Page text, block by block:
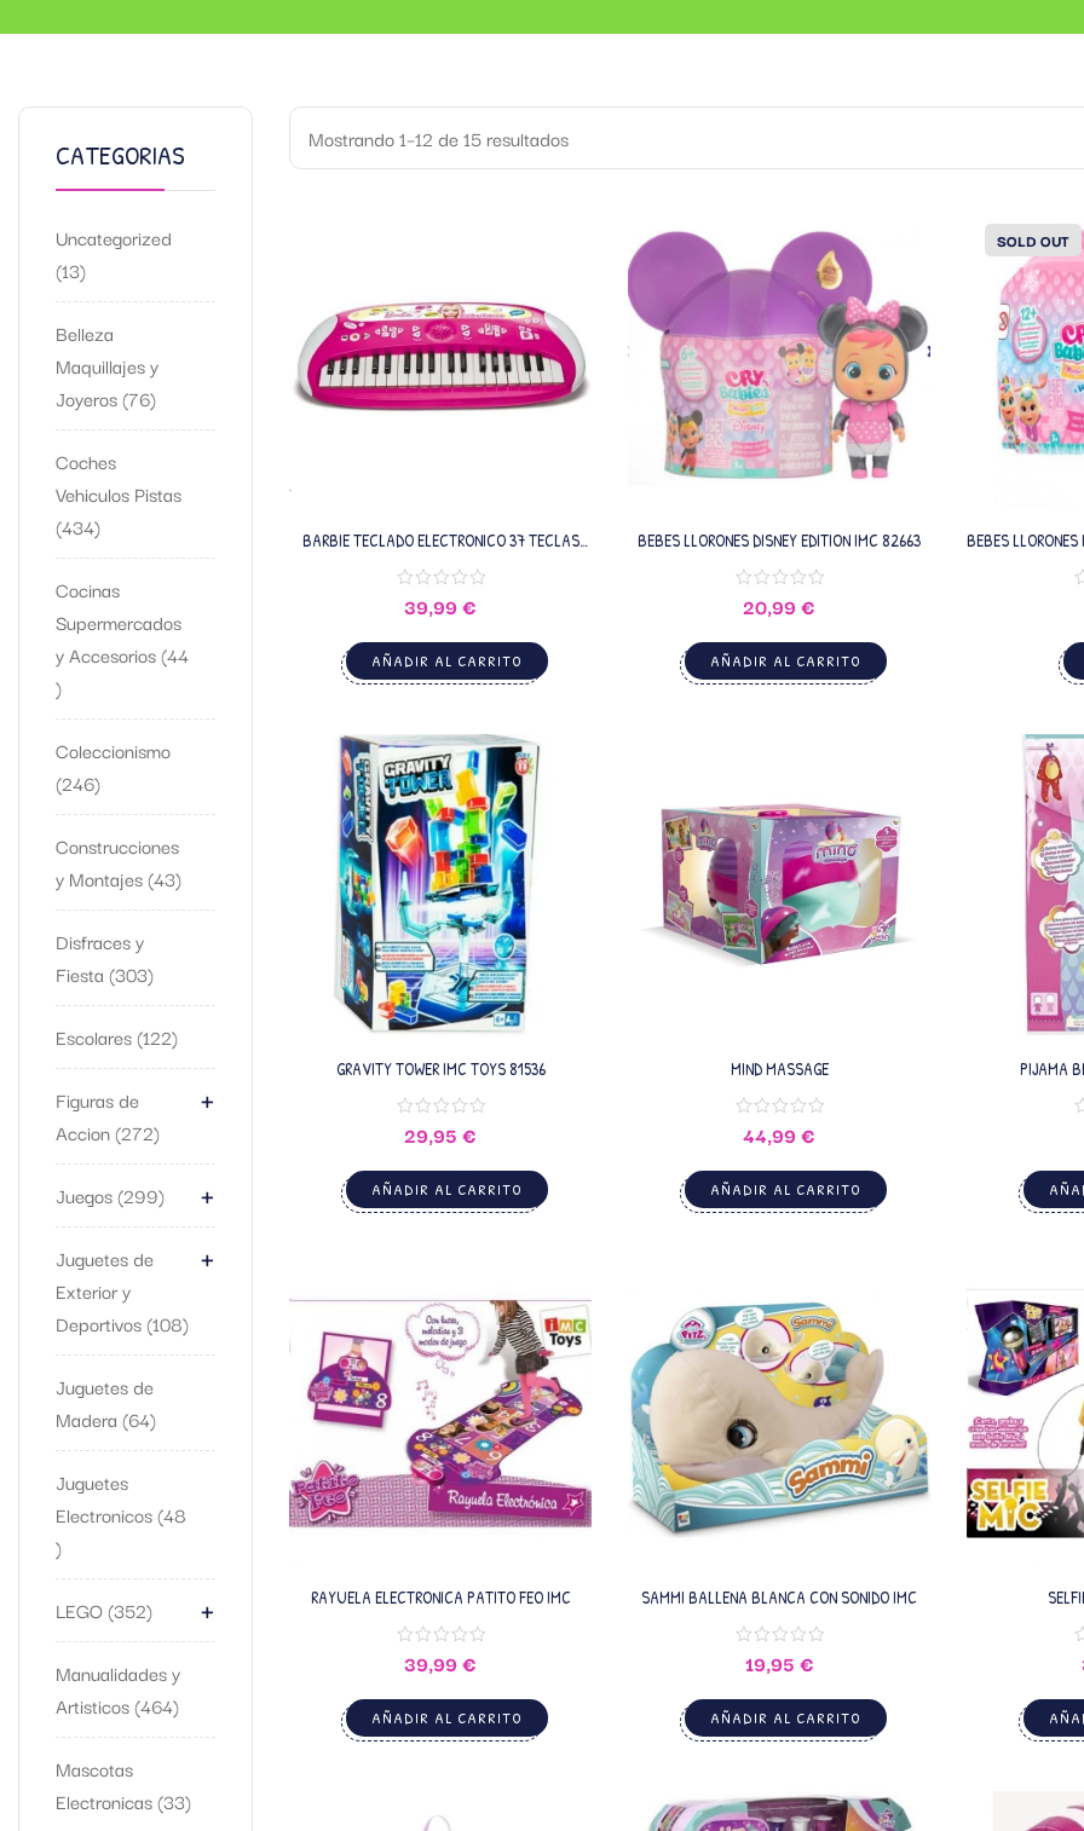
CATEGORIAS
Uncategorized
13
Belleza
Maquillajes y
Joyeros 76
Coches
Vehiculos Pistas
434
Cocinas
Supermercados
y Accesorios 44
Coleccionismo
246
Construcciones
y Montajes 43
Disfraces y
Fiesta 303
Escolares 122
Figuras de
Accion 272
+
Juegos 299 +
Juguetes de
Exterior y
Deportivos 108
+
Juguetes de
Madera 64
Juguetes
Electronicos 48
LEGO 352 +
Manualidades y
Artisticos 464
Mascotas
Electronicas 33
Mostrando 1–12 de 15 resultados
BARBIE TECLADO ELECTRONICO 37 TECLAS
39,99 €
AÑADIR AL CARRITO
BEBES LLORONES DISNEY EDITION IMC 82663
20,99 €
AÑADIR AL CARRITO
SOLD OUT
BEBES
GRAVITY TOWER IMC TOYS 81536
29,95 €
AÑADIR AL CARRITO
MIND MASSAGE
44,99 €
AÑADIR AL CARRITO
PIJAMA
RAYUELA ELECTRONICA PATITO FEO IMC
39,99 €
AÑADIR AL CARRITO
SAMMI BALLENA BLANCA CON SONIDO IMC
19,95 €
AÑADIR AL CARRITO